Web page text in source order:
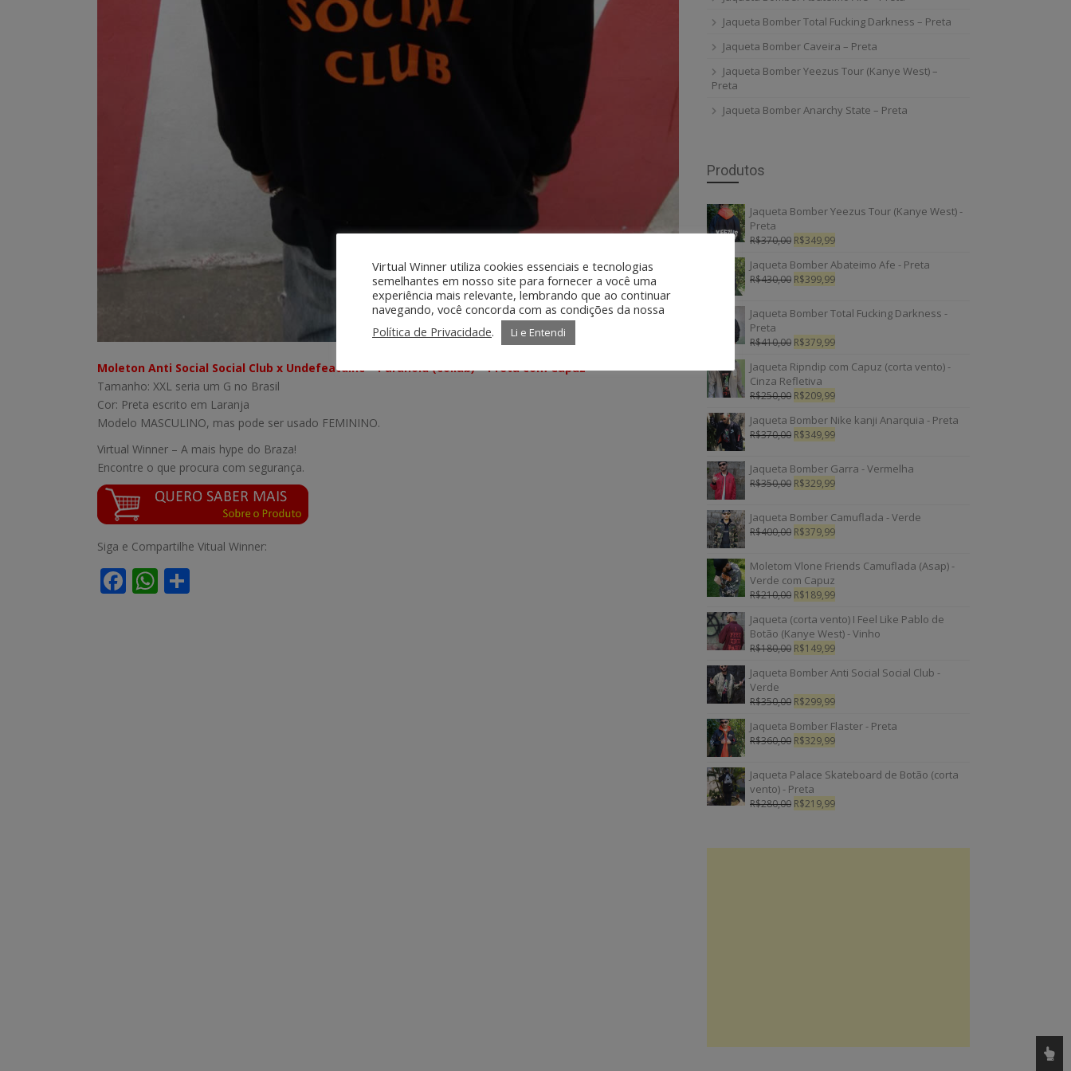
Moleton Anti Social Social Club x Undefeatdinc – Paranoid (collab) – Preta com Capuz
Tamanho: XXL seria um G no Brasil
Cor: Preta escrito em Laranja
Modelo MASCULINO, mas pode ser usado FEMININO.
Virtual Winner – A mais hype do Braza!
Encontre o que procura com segurança.
Siga e Compartilhe Vitual Winner:
F W
Jaqueta Bomber Total Fucking Darkness – Preta
Jaqueta Bomber Caveira – Preta
Jaqueta Bomber Yeezus Tour (Kanye West) –
Preta
Jaqueta Bomber Anarchy State – Preta
Produtos
Jaqueta Bomber Yeezus Tour (Kanye West) -
Preta
R$370,00 R$349,99
Jaqueta Bomber Abateimo Afe - Preta
R$430,00 R$399,99
Jaqueta Bomber Total Fucking Darkness -
Preta
R$410,00 R$379,99
Jaqueta Ripndip com Capuz (corta vento) -
Cinza Refletiva
R$250,00 R$209,99
Jaqueta Bomber Nike kanji Anarquia - Preta
R$370,00 R$349,99
Jaqueta Bomber Garra - Vermelha
R$350,00 R$329,99
Jaqueta Bomber Camuflada - Verde
R$400,00 R$379,99
Moletom Vlone Friends Camuflada (Asap) -
Verde com Capuz
R$210,00 R$189,99
Jaqueta (corta vento) I Feel Like Pablo de
Botão (Kanye West) - Vinho
R$180,00 R$149,99
Jaqueta Bomber Anti Social Social Club -
Verde
R$350,00 R$299,99
Jaqueta Bomber Flaster - Preta
R$360,00 R$329,99
Jaqueta Palace Skateboard de Botão (corta
vento) - Preta
R$280,00 R$219,99
Virtual Winner utiliza cookies essenciais e tecnologias
semelhantes em nosso site para fornecer a você uma
experiência mais relevante, lembrando que ao continuar
navegando, você concorda com as condições da nossa
Política de Privacidade. Li e Entendi